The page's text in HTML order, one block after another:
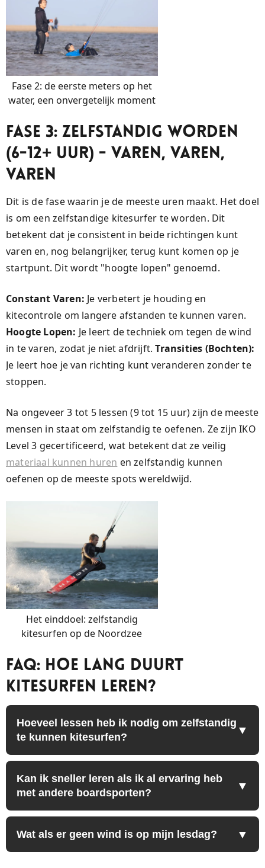
Fase 2: de eerste meters op het
water, een onvergetelijk moment
Fase 3: Zelfstandig Worden
(6-12+ uur) - Varen, Varen,
Varen
Dit is de fase waarin je de meeste uren maakt. Het doel
is om een zelfstandige kitesurfer te worden. Dit
betekent dat je consistent in beide richtingen kunt
varen en, nog belangrijker, terug kunt komen op je
startpunt. Dit wordt "hoogte lopen" genoemd.
Constant Varen: Je verbetert je houding en
kitecontrole om langere afstanden te kunnen varen.
Hoogte Lopen: Je leert de techniek om tegen de wind
in te varen, zodat je niet afdrijft.Transities (Bochten):
Je leert hoe je van richting kunt veranderen zonder te
stoppen.
Na ongeveer 3 tot 5 lessen (9 tot 15 uur) zijn de meeste
mensen in staat om zelfstandig te oefenen. Ze zijn IKO
Level 3 gecertificeerd, wat betekent dat ze veilig
materiaal kunnen huren en zelfstandig kunnen
oefenen op de meeste spots wereldwijd.
Het einddoel: zelfstandig
kitesurfen op de Noordzee
FAQ: Hoe Lang Duurt
Kitesurfen Leren?
Hoeveel lessen heb ik nodig om zelfstandig
te kunnen kitesurfen?
Kan ik sneller leren als ik al ervaring heb
met andere boardsporten?
Wat als er geen wind is op mijn lesdag?